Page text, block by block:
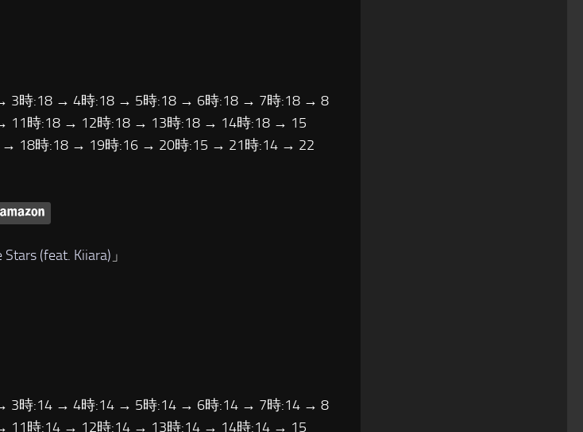
3時:18 → 4時:18 → 5時:18 → 6時:18 → 7時:18 → 8
11時:18 → 12時:18 → 13時:18 → 14時:18 → 15
18時:18 → 19時:16 → 20時:15 → 21時:14 → 22
Stars (feat. Kiiara) 」
3時:14 → 4時:14 → 5時:14 → 6時:14 → 7時:14 → 8
11時:14 → 12時:14 → 13時:14 → 14時:14 → 15